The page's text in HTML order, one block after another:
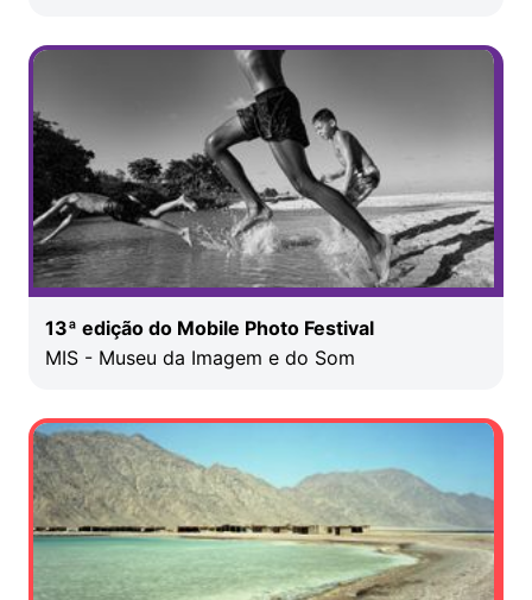
13ª edição do Mobile Photo Festival
MIS - Museu da Imagem e do Som